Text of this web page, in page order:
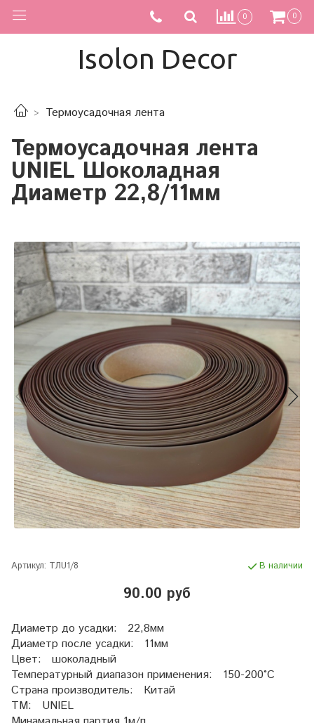
0 0
Isolon Decor
Термоусадочная лента
Термоусадочная лента
UNIEL Шоколадная
Диаметр 22,8/11мм
Артикул: ТЛU1/8 В наличии
90.00 руб
Диаметр до усадки: 22,8мм
Диаметр после усадки: 11мм
Цвет: шоколадный
Температурный диапазон применения: 150-200°С
Страна производитель: Китай
ТМ: UNIEL